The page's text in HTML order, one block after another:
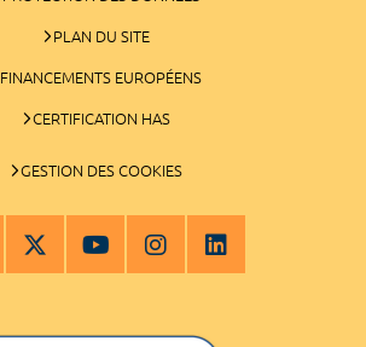
PLAN DU SITE
FINANCEMENTS EUROPÉENS
CERTIFICATION HAS
GESTION DES COOKIES